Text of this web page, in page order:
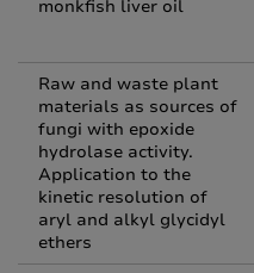
monkfish liver oil
Raw and waste plant
materials as sources of
fungi with epoxide
hydrolase activity.
Application to the
kinetic resolution of
aryl and alkyl glycidyl
ethers